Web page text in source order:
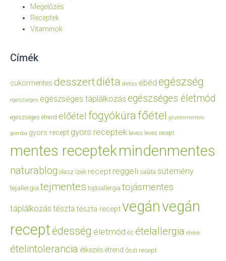
Megelőzés
Receptek
Vitaminok
Címék
cukormentes desszertdiéta diétás ebéd egészség
egészséges egészséges táplálkozás egészséges életmód
egészséges étrend előétel fogyókúrafőétel gluténmentes
gomba gyors recept gyors receptek leves leves recept
mentes receptekmindenmentes
naturablog olasz ízek recept reggeli saláta sütemény
tejallergia tejmentes tojásallergia tojásmentes
táplálkozás tészta tészta receptvegánvegán
receptédesség életmód és ételallergia ételek
ételintolerancia étkezés étrend őszi recept